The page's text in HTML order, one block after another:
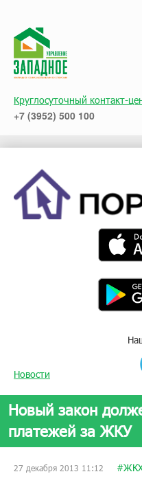
Круглосуточный контакт-
+7 (3952) 500 100
Новости
Новый закон
платежей за ЖКУ
27 декабря 2013 11:12